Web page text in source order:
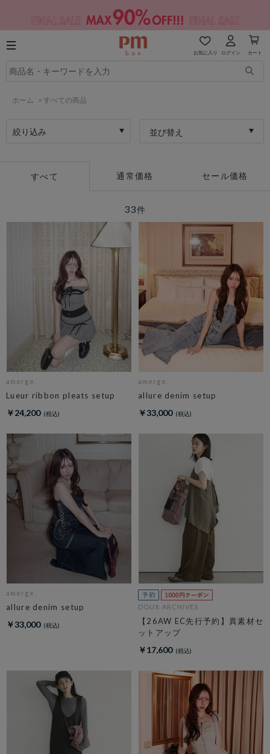
お気に入り ログイン カート
ホーム > すべての商品
絞り込み 並び替え
すべて 通常価格 セール価格
33件
amerge.
Lueur ribbon pleats setup
￥24,200
amerge.
allure denim setup
￥33,000
amerge.
allure denim setup
￥33,000
DOUX ARCHIVES
【26AW EC先行予約】異素材セ
ットアップ
￥17,600